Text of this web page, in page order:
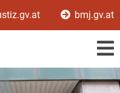
bmj.gv.at